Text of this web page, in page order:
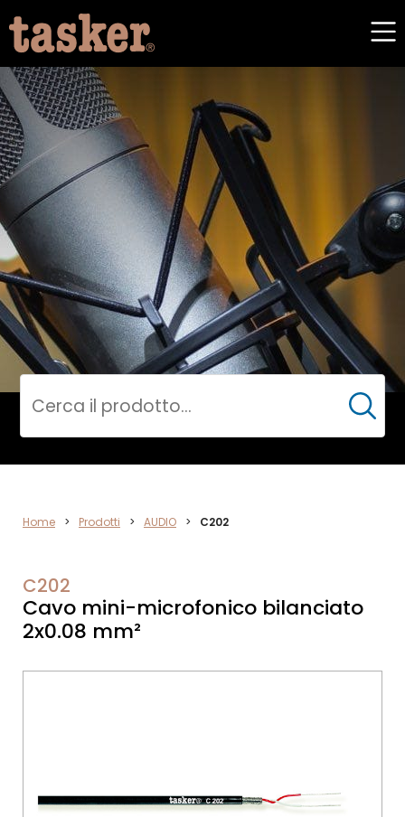
CPR
Cerca
Home > Prodotti > AUDIO > C202
C202
Cavo mini-microfonico bilanciato
2x0.08 mm²